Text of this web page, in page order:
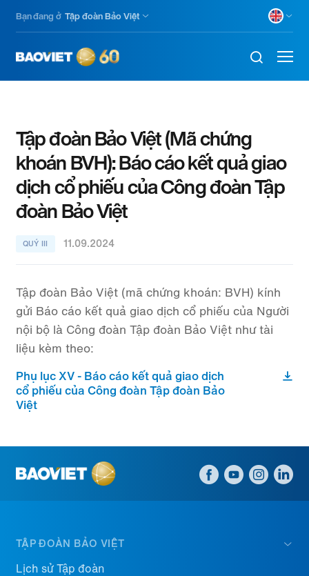
content
Bạn đang ở Tập đoàn Bảo Việt
Tập đoàn Bảo Việt (Mã chứng
khoán BVH): Báo cáo kết quả giao
dịch cổ phiếu của Công đoàn Tập
đoàn Bảo Việt
QUÝ III 11.09.2024
Tập đoàn Bảo Việt (mã chứng khoán: BVH) kính
gửi Báo cáo kết quả giao dịch cổ phiếu của Người
nội bộ là Công đoàn Tập đoàn Bảo Việt như tài
liệu kèm theo:
Phụ lục XV - Báo cáo kết quả giao dịch
cổ phiếu của Công đoàn Tập đoàn Bảo
Việt
TẬP ĐOÀN BẢO VIỆT
Lịch sử Tập đoàn